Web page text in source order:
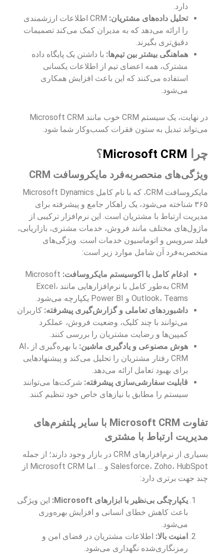
دارد.
تحلیل داده‌های مشتریان:
CRM اطلاعات ارزشمندی
را ارائه می‌دهد که به مدیران کمک می‌کند تصمیمات
دقیق‌تری بگیرند.
هماهنگی بیشتر بین تیم‌ها: با داشتن یک پایگاه داده
مشترک، همه اعضای تیم از اطلاعات یکسانی
استفاده می‌کنند که این باعث افزایش همکاری
می‌شود.
در نهایت، یک سیستم CRM خوب مانند Microsoft CRM
می‌تواند تبدیل به ستون فقرات کسب‌وکار شما شود.
چرا Microsoft CRM؟
ویژگی‌های منحصربه‌فرد مایکروسافت CRM
مایکروسافت CRM، که با نام کامل Microsoft Dynamics
۳۶۵ شناخته می‌شود، یک راهکار جامع و پیشرفته برای
مدیریت ارتباط با مشتریان است. این نرم‌افزار ترکیبی از
ماژول‌های مختلف مانند فروش، خدمات مشتری، بازاریابی،
فیلد سرویس و اتوماسیون خدمات است. ویژگی‌های
منحصربه‌فرد آن شامل موارد زیر است:
ادغام کامل با اکوسیستم مایکروسافت: Microsoft
CRM به‌طور کامل با نرم‌افزارهایی مانند Excel،
Outlook، Teams و Power BI یکپارچه می‌شود.
داشبوردهای تعاملی و گزارش‌گیری پیشرفته: کاربران
می‌توانند با چند کلیک، وضعیت فروش، عملکرد
کمپین‌ها و رضایت مشتریان را بررسی کنند.
هوش مصنوعی و یادگیری ماشین:
با بهره‌گیری از AI،
CRM رفتار مشتریان را تحلیل می‌کند و پیشنهادهایی
برای بهبود تعامل ارائه می‌دهد.
قابلیت سفارشی‌سازی پیشرفته: شرکت‌ها می‌توانند
سیستم را مطابق با نیازهای خاص خود تنظیم کنند.
تفاوت Microsoft CRM با سایر پلتفرم‌های
مدیریت ارتباط با مشتری
بسیاری از نرم‌افزارهای CRM در بازار وجود دارند؛ از جمله
Salesforce، Zoho، HubSpot و … اما Microsoft CRM از
چند جهت برتری دارد:
یکپارچگی بی‌نظیر با ابزارهای Microsoft:
این ویژگی
باعث کاهش خطای انسانی و افزایش بهره‌وری
می‌شود.
امنیت بالا: اطلاعات مشتریان در فضای امن و
رمزنگاری‌شده نگهداری می‌شود.